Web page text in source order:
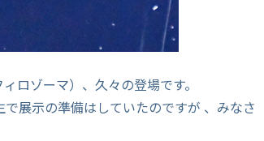
ロゾーマ）、久々の登場です。
展示の準備はしていたのですが 、みなさ